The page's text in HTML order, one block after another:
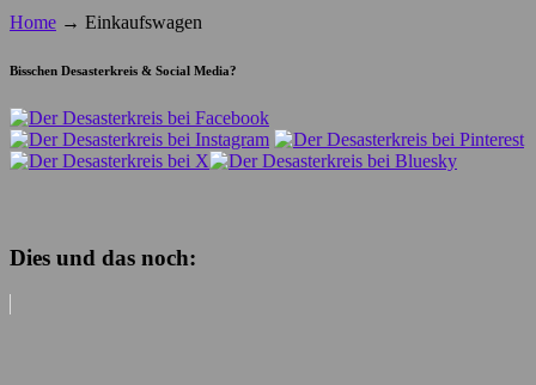
Home → Einkaufswagen
Bisschen Desasterkreis & Social Media?
Dies und das noch: